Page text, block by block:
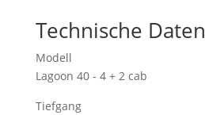
Technische Daten
Modell
Lagoon 40 - 4 + 2 cab
Tiefgang